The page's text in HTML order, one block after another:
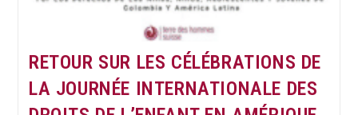
RETOUR SUR LES CÉLÉBRATIONS DE
LA JOURNÉE INTERNATIONALE DES